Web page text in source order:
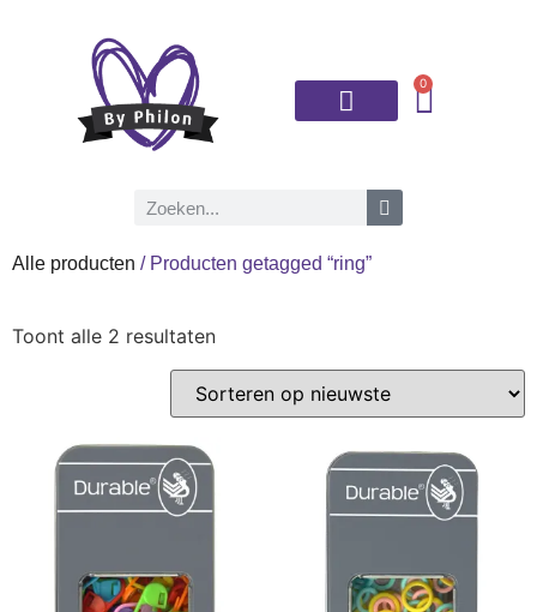
0
Alle producten / Producten getagged “ring”
Toont alle 2 resultaten